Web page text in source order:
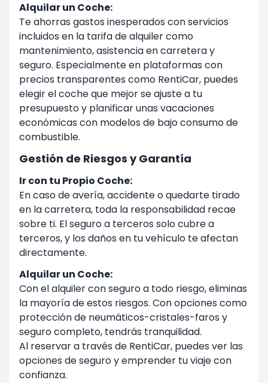
Alquilar un Coche:
Te ahorras gastos inesperados con servicios
incluidos en la tarifa de alquiler como
mantenimiento, asistencia en carretera y
seguro. Especialmente en plataformas con
precios transparentes como RentiCar, puedes
elegir el coche que mejor se ajuste a tu
presupuesto y planificar unas vacaciones
económicas con modelos de bajo consumo de
combustible.
Gestión de Riesgos y Garantía
Ir con tu Propio Coche:
En caso de avería, accidente o quedarte tirado
en la carretera, toda la responsabilidad recae
sobre ti. El seguro a terceros solo cubre a
terceros, y los daños en tu vehículo te afectan
directamente.
Alquilar un Coche:
Con el alquiler con seguro a todo riesgo, eliminas
la mayoría de estos riesgos. Con opciones como
protección de neumáticos-cristales-faros y
seguro completo, tendrás tranquilidad.
Al reservar a través de RentiCar, puedes ver las
opciones de seguro y emprender tu viaje con
confianza.